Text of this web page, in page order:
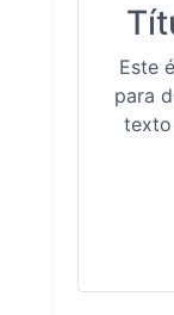
Este
para
texto